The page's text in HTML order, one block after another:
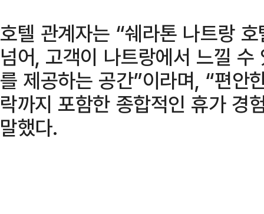
호텔 관계자는 “쉐라톤 나트랑
넘어, 고객이 나트랑에서 느낄
를 제공하는 공간”이라며, “편안
락까지 포함한 종합적인 휴가 경
말했다.